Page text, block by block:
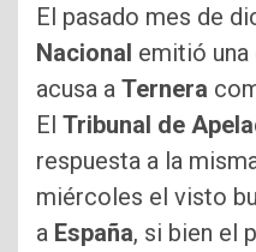
El pasado mes de
Nacional emitió una
acusa a Ternera
El Tribunal de
respuesta a la
miércoles el visto
a España, si bien el